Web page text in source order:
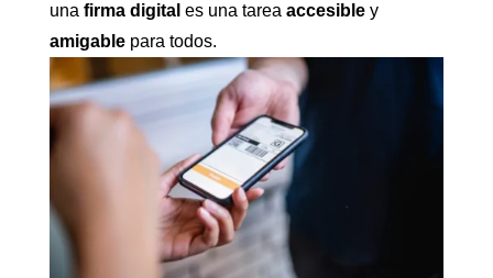
una firma digital es una tarea accesibley
amigablepara todos.